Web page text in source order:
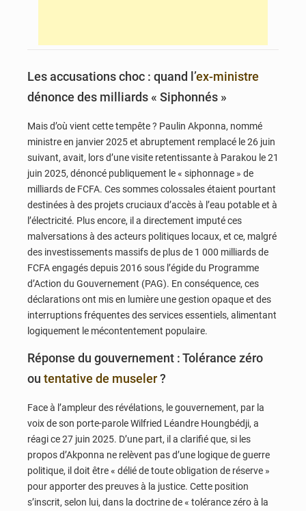
Les accusations choc : quand l’ex-ministre
dénonce des milliards « Siphonnés »
Mais d’où vient cette tempête ? Paulin Akponna, nommé
ministre en janvier 2025 et abruptement remplacé le 26 juin
suivant, avait, lors d’une visite retentissante à Parakou le 21
juin 2025, dénoncé publiquement le « siphonnage » de
milliards de FCFA. Ces sommes colossales étaient pourtant
destinées à des projets cruciaux d’accès à l’eau potable et à
l’électricité. Plus encore, il a directement imputé ces
malversations à des acteurs politiques locaux, et ce, malgré
des investissements massifs de plus de 1 000 milliards de
FCFA engagés depuis 2016 sous l’égide du Programme
d’Action du Gouvernement (PAG). En conséquence, ces
déclarations ont mis en lumière une gestion opaque et des
interruptions fréquentes des services essentiels, alimentant
logiquement le mécontentement populaire.
Réponse du gouvernement : Tolérance zéro
ou tentative de museler?
Face à l’ampleur des révélations, le gouvernement, par la
voix de son porte-parole Wilfried Léandre Houngbédji, a
réagi ce 27 juin 2025. D’une part, il a clarifié que, si les
propos d’Akponna ne relèvent pas d’une logique de guerre
politique, il doit être « délié de toute obligation de réserve »
pour apporter des preuves à la justice. Cette position
s’inscrit, selon lui, dans la doctrine de « tolérance zéro à la